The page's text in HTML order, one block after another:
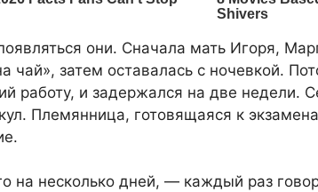
они. Сначала мать Игоря,
чай», затем оставалась с ночевкой.
работу, и задержался на две недели.
Племянница, готовящаяся к
на несколько дней, — каждый раз